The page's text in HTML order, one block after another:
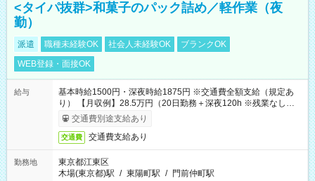
<タイパ抜群>和菓子のパック詰め／軽作業（夜
勤）
派遣 職種未経験OK 社会人未経験OK
ブランクOK
WEB登録・面接OK
給与
基本時給1500円・深夜時給1875円 ※交通費全額支給（規定あ
り） 【月収例】28.5万円（20日勤務＋深夜120h ※残業なしの場
合）交通費別途支給あり
交通費 交通費支給あり
勤務地
東京都江東区
木場(東京都)駅 / 東陽町駅 / 門前仲町駅